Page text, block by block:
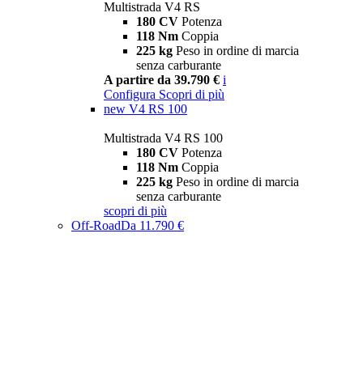
Multistrada V4 RS
180 CV Potenza
118 Nm Coppia
225 kg Peso in ordine di marcia
senza carburante
A partire da 39.790 € i
Configura Scopri di più
new V4 RS 100
Multistrada V4 RS 100
180 CV Potenza
118 Nm Coppia
225 kg Peso in ordine di marcia
senza carburante
scopri di più
Off-RoadDa 11.790 €